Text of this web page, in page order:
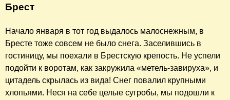
Брест
Начало января в тот год выдалось малоснежным, в
Бресте тоже совсем не было снега. Заселившись в
гостиницу, мы поехали в Брестскую крепость. Не успели
подойти к воротам, как закружила «метель-завируха», и
цитадель скрылась из вида! Снег повалил крупными
хлопьями. Неся на себе целые сугробы, мы подошли к